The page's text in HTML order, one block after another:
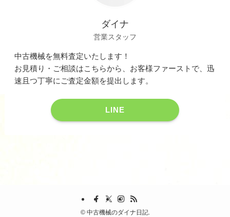
ダイナ
営業スタッフ
中古機械を無料査定いたします！
お見積り・ご相談はこちらから、お客様ファーストで、迅
速且つ丁寧にご査定金額を提出します。
LINE
©中古機械のダイナ日記.